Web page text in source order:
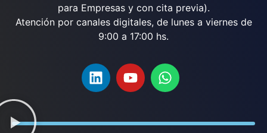
para Empresas y con cita previa).
Atención por canales digitales, de lunes a viernes de
9:00 a 17:00 hs.